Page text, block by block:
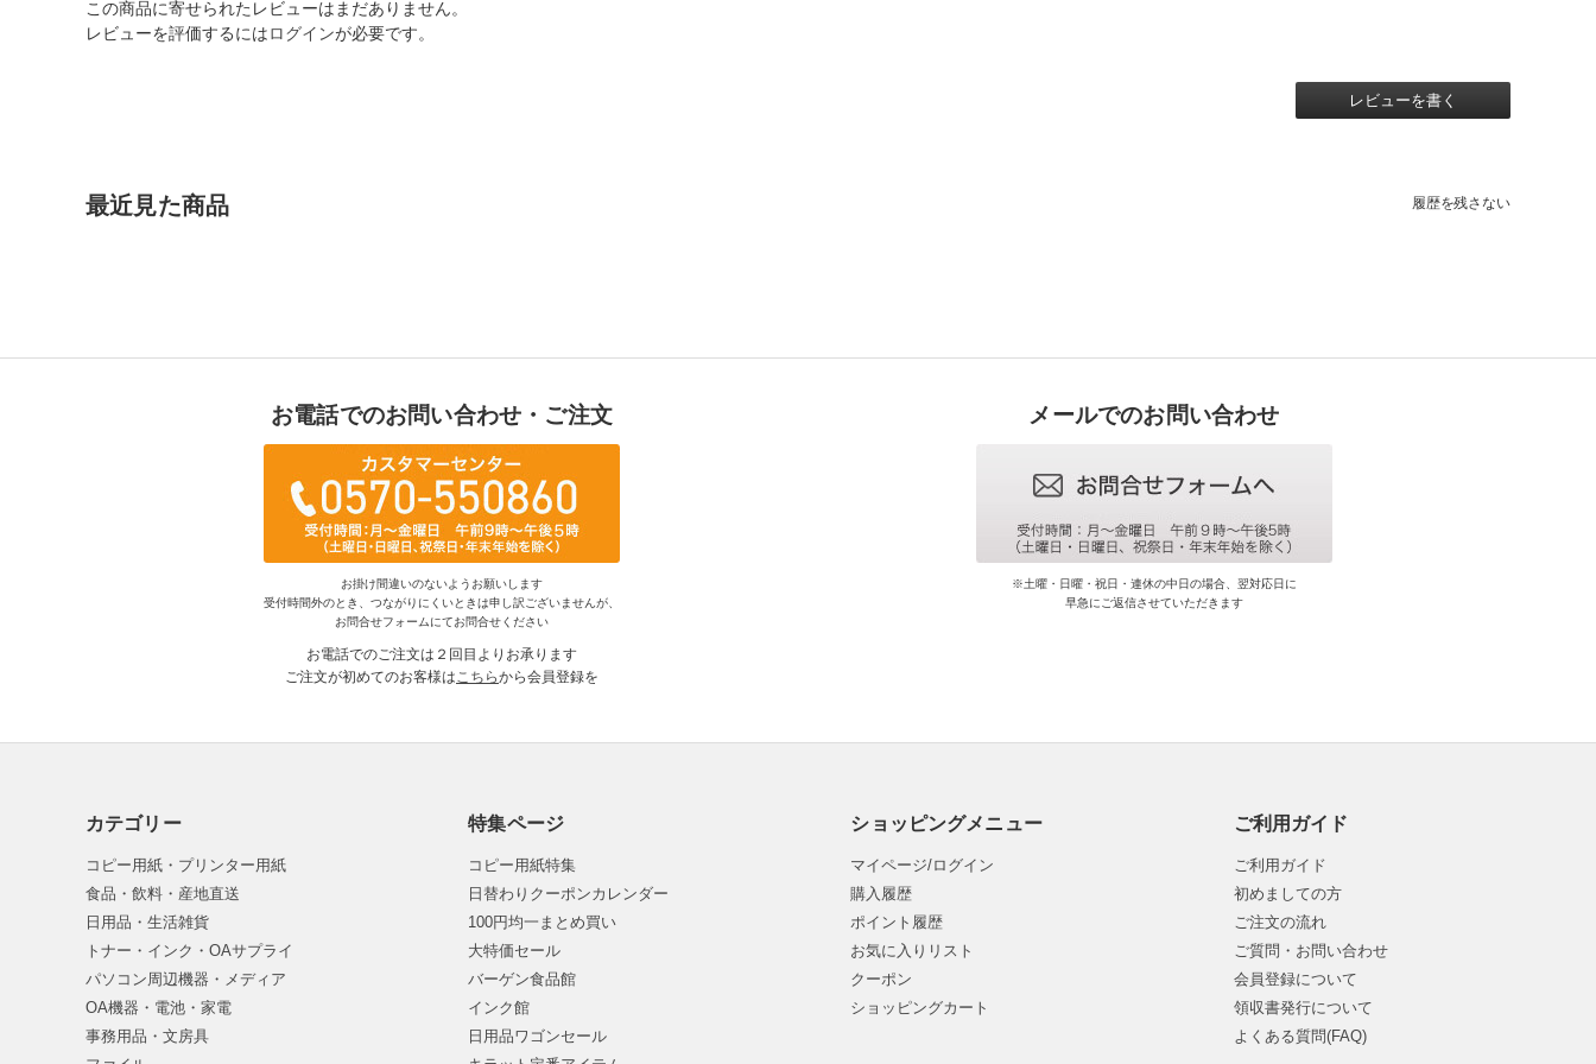
この商品に寄せられたレビューはまだありません。
レビューを評価するにはログインが必要です。
レビューを書く
最近見た商品 履歴を残さない
お電話でのお問い合わせ・ご注文
お掛け間違いのないようお願いします
受付時間外のとき、つながりにくいときは申し訳ございませんが、
お問合せフォームにてお問合せください
お電話でのご注文は２回目よりお承ります
ご注文が初めてのお客様はこちらから会員登録を
メールでのお問い合わせ
※土曜・日曜・祝日・連休の中日の場合、翌対応日に
早急にご返信させていただきます
カテゴリー
コピー用紙・プリンター用紙
食品・飲料・産地直送
日用品・生活雑貨
トナー・インク・OAサプライ
パソコン周辺機器・メディア
OA機器・電池・家電
事務用品・文房具
特集ページ
コピー用紙特集
日替わりクーポンカレンダー
100円均一まとめ買い
大特価セール
バーゲン食品館
インク館
日用品ワゴンセール
ショッピングメニュー
マイページ/ログイン
購入履歴
ポイント履歴
お気に入りリスト
クーポン
ショッピングカート
ご利用ガイド
ご利用ガイド
初めましての方
ご注文の流れ
ご質問・お問い合わせ
会員登録について
領収書発行について
よくある質問(FAQ)